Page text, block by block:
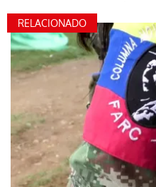
RELACIONADO